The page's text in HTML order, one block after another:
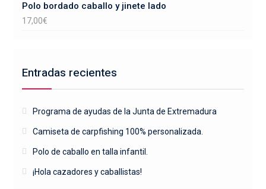
Polo bordado caballo y jinete lado
17,00€
Entradas recientes
Programa de ayudas de la Junta de Extremadura
Camiseta de carpfishing 100% personalizada.
Polo de caballo en talla infantil.
¡Hola cazadores y caballistas!